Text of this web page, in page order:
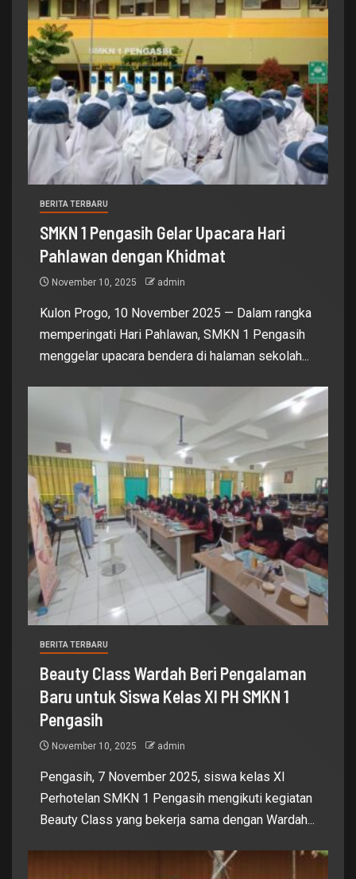
BERITA TERBARU
SMKN 1 Pengasih Gelar Upacara Hari
Pahlawan dengan Khidmat
November 10, 2025 admin
Kulon Progo, 10 November 2025 — Dalam rangka
memperingati Hari Pahlawan, SMKN 1 Pengasih
menggelar upacara bendera di halaman sekolah...
BERITA TERBARU
Beauty Class Wardah Beri Pengalaman
Baru untuk Siswa Kelas XI PH SMKN 1
Pengasih
November 10, 2025 admin
Pengasih, 7 November 2025, siswa kelas XI
Perhotelan SMKN 1 Pengasih mengikuti kegiatan
Beauty Class yang bekerja sama dengan Wardah...